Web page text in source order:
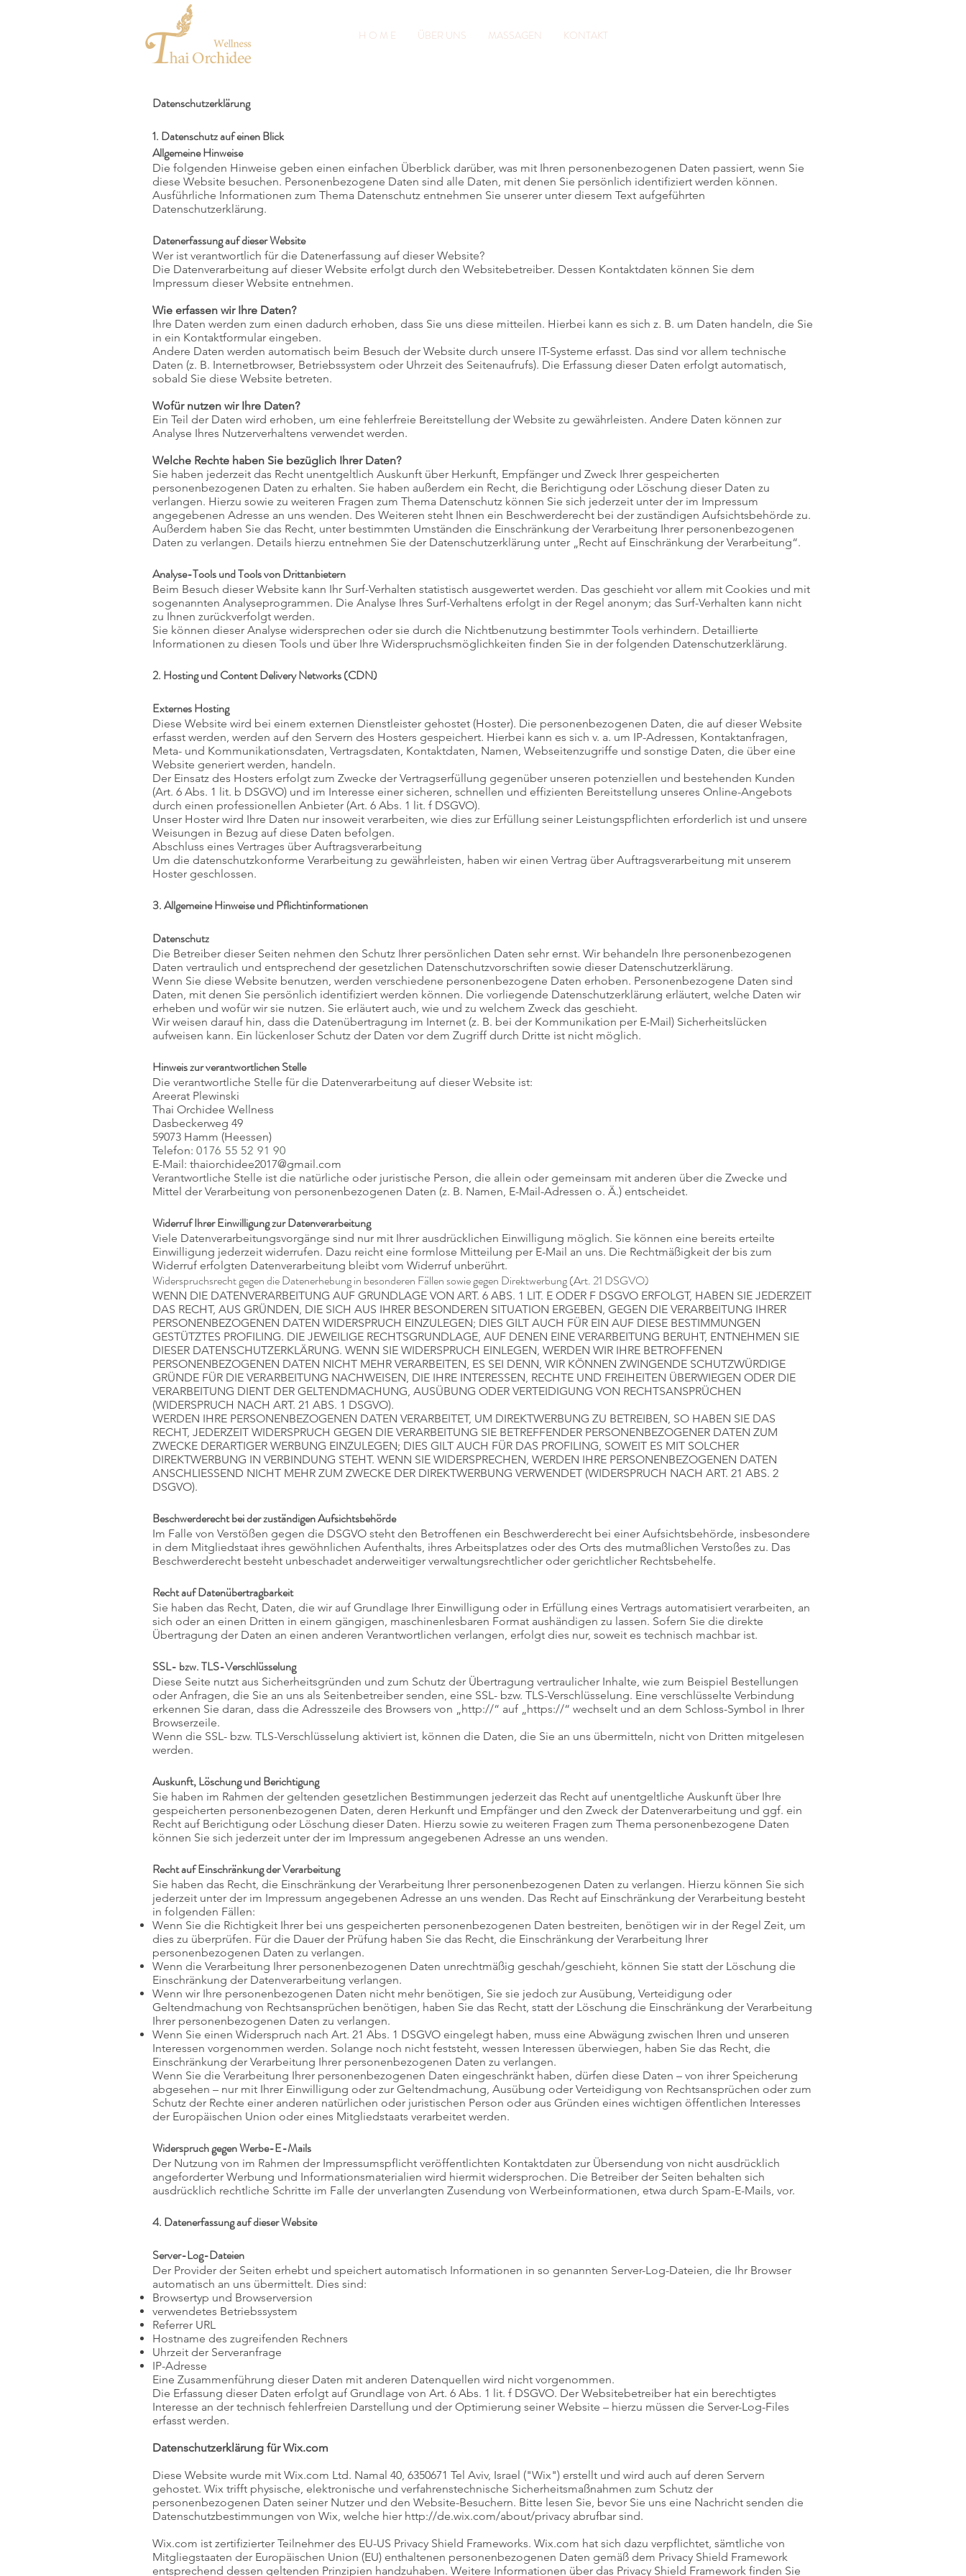
H O M E ÜBER UNS MASSAGEN KONTAKT
Datenschutzerklärung
1. Datenschutz auf einen Blick
Allgemeine Hinweise
Die folgenden Hinweise geben einen einfachen Überblick darüber, was mit Ihren personenbezogenen Daten passiert, wenn Sie
diese Website besuchen. Personenbezogene Daten sind alle Daten, mit denen Sie persönlich identifiziert werden können.
Ausführliche Informationen zum Thema Datenschutz entnehmen Sie unserer unter diesem Text aufgeführten
Datenschutzerklärung.
Datenerfassung auf dieser Website
Wer ist verantwortlich für die Datenerfassung auf dieser Website?
Die Datenverarbeitung auf dieser Website erfolgt durch den Websitebetreiber. Dessen Kontaktdaten können Sie dem
Impressum dieser Website entnehmen.
Wie erfassen wir Ihre Daten?
Ihre Daten werden zum einen dadurch erhoben, dass Sie uns diese mitteilen. Hierbei kann es sich z. B. um Daten handeln, die Sie
in ein Kontaktformular eingeben.
Andere Daten werden automatisch beim Besuch der Website durch unsere IT-Systeme erfasst. Das sind vor allem technische
Daten (z. B. Internetbrowser, Betriebssystem oder Uhrzeit des Seitenaufrufs). Die Erfassung dieser Daten erfolgt automatisch,
sobald Sie diese Website betreten.
Wofür nutzen wir Ihre Daten?
Ein Teil der Daten wird erhoben, um eine fehlerfreie Bereitstellung der Website zu gewährleisten. Andere Daten können zur
Analyse Ihres Nutzerverhaltens verwendet werden.
Welche Rechte haben Sie bezüglich Ihrer Daten?
Sie haben jederzeit das Recht unentgeltlich Auskunft über Herkunft, Empfänger und Zweck Ihrer gespeicherten
personenbezogenen Daten zu erhalten. Sie haben außerdem ein Recht, die Berichtigung oder Löschung dieser Daten zu
verlangen. Hierzu sowie zu weiteren Fragen zum Thema Datenschutz können Sie sich jederzeit unter der im Impressum
angegebenen Adresse an uns wenden. Des Weiteren steht Ihnen ein Beschwerderecht bei der zuständigen Aufsichtsbehörde zu.
Außerdem haben Sie das Recht, unter bestimmten Umständen die Einschränkung der Verarbeitung Ihrer personenbezogenen
Daten zu verlangen. Details hierzu entnehmen Sie der Datenschutzerklärung unter „Recht auf Einschränkung der Verarbeitung“.
Analyse-Tools und Tools von Drittanbietern
Beim Besuch dieser Website kann Ihr Surf-Verhalten statistisch ausgewertet werden. Das geschieht vor allem mit Cookies und mit
sogenannten Analyseprogrammen. Die Analyse Ihres Surf-Verhaltens erfolgt in der Regel anonym; das Surf-Verhalten kann nicht
zu Ihnen zurückverfolgt werden.
Sie können dieser Analyse widersprechen oder sie durch die Nichtbenutzung bestimmter Tools verhindern. Detaillierte
Informationen zu diesen Tools und über Ihre Widerspruchsmöglichkeiten finden Sie in der folgenden Datenschutzerklärung.
2. Hosting und Content Delivery Networks (CDN)
Externes Hosting
Diese Website wird bei einem externen Dienstleister gehostet (Hoster). Die personenbezogenen Daten, die auf dieser Website
erfasst werden, werden auf den Servern des Hosters gespeichert. Hierbei kann es sich v. a. um IP-Adressen, Kontaktanfragen,
Meta- und Kommunikationsdaten, Vertragsdaten, Kontaktdaten, Namen, Webseitenzugriffe und sonstige Daten, die über eine
Website generiert werden, handeln.
Der Einsatz des Hosters erfolgt zum Zwecke der Vertragserfüllung gegenüber unseren potenziellen und bestehenden Kunden
(Art. 6 Abs. 1 lit. b DSGVO) und im Interesse einer sicheren, schnellen und effizienten Bereitstellung unseres Online-Angebots
durch einen professionellen Anbieter (Art. 6 Abs. 1 lit. f DSGVO).
Unser Hoster wird Ihre Daten nur insoweit verarbeiten, wie dies zur Erfüllung seiner Leistungspflichten erforderlich ist und unsere
Weisungen in Bezug auf diese Daten befolgen.
Abschluss eines Vertrages über Auftragsverarbeitung
Um die datenschutzkonforme Verarbeitung zu gewährleisten, haben wir einen Vertrag über Auftragsverarbeitung mit unserem
Hoster geschlossen.
3. Allgemeine Hinweise und Pflichtinformationen
Datenschutz
Die Betreiber dieser Seiten nehmen den Schutz Ihrer persönlichen Daten sehr ernst. Wir behandeln Ihre personenbezogenen
Daten vertraulich und entsprechend der gesetzlichen Datenschutzvorschriften sowie dieser Datenschutzerklärung.
Wenn Sie diese Website benutzen, werden verschiedene personenbezogene Daten erhoben. Personenbezogene Daten sind
Daten, mit denen Sie persönlich identifiziert werden können. Die vorliegende Datenschutzerklärung erläutert, welche Daten wir
erheben und wofür wir sie nutzen. Sie erläutert auch, wie und zu welchem Zweck das geschieht.
Wir weisen darauf hin, dass die Datenübertragung im Internet (z. B. bei der Kommunikation per E-Mail) Sicherheitslücken
aufweisen kann. Ein lückenloser Schutz der Daten vor dem Zugriff durch Dritte ist nicht möglich.
Hinweis zur verantwortlichen Stelle
Die verantwortliche Stelle für die Datenverarbeitung auf dieser Website ist:
Areerat Plewinski
Thai Orchidee Wellness
Dasbeckerweg 49
59073 Hamm (Heessen)
Telefon: 0176 55 52 91 90
E-Mail: thaiorchidee2017@gmail.com
Verantwortliche Stelle ist die natürliche oder juristische Person, die allein oder gemeinsam mit anderen über die Zwecke und
Mittel der Verarbeitung von personenbezogenen Daten (z. B. Namen, E-Mail-Adressen o. Ä.) entscheidet.
Widerruf Ihrer Einwilligung zur Datenverarbeitung
Viele Datenverarbeitungsvorgänge sind nur mit Ihrer ausdrücklichen Einwilligung möglich. Sie können eine bereits erteilte
Einwilligung jederzeit widerrufen. Dazu reicht eine formlose Mitteilung per E-Mail an uns. Die Rechtmäßigkeit der bis zum
Widerruf erfolgten Datenverarbeitung bleibt vom Widerruf unberührt.
Widerspruchsrecht gegen die Datenerhebung in besonderen Fällen sowie gegen Direktwerbung (Art. 21 DSGVO)
WENN DIE DATENVERARBEITUNG AUF GRUNDLAGE VON ART. 6 ABS. 1 LIT. E ODER F DSGVO ERFOLGT, HABEN SIE JEDERZEIT
DAS RECHT, AUS GRÜNDEN, DIE SICH AUS IHRER BESONDEREN SITUATION ERGEBEN, GEGEN DIE VERARBEITUNG IHRER
PERSONENBEZOGENEN DATEN WIDERSPRUCH EINZULEGEN; DIES GILT AUCH FÜR EIN AUF DIESE BESTIMMUNGEN
GESTÜTZTES PROFILING. DIE JEWEILIGE RECHTSGRUNDLAGE, AUF DENEN EINE VERARBEITUNG BERUHT, ENTNEHMEN SIE
DIESER DATENSCHUTZERKLÄRUNG. WENN SIE WIDERSPRUCH EINLEGEN, WERDEN WIR IHRE BETROFFENEN
PERSONENBEZOGENEN DATEN NICHT MEHR VERARBEITEN, ES SEI DENN, WIR KÖNNEN ZWINGENDE SCHUTZWÜRDIGE
GRÜNDE FÜR DIE VERARBEITUNG NACHWEISEN, DIE IHRE INTERESSEN, RECHTE UND FREIHEITEN ÜBERWIEGEN ODER DIE
VERARBEITUNG DIENT DER GELTENDMACHUNG, AUSÜBUNG ODER VERTEIDIGUNG VON RECHTSANSPRÜCHEN
(WIDERSPRUCH NACH ART. 21 ABS. 1 DSGVO).
WERDEN IHRE PERSONENBEZOGENEN DATEN VERARBEITET, UM DIREKTWERBUNG ZU BETREIBEN, SO HABEN SIE DAS
RECHT, JEDERZEIT WIDERSPRUCH GEGEN DIE VERARBEITUNG SIE BETREFFENDER PERSONENBEZOGENER DATEN ZUM
ZWECKE DERARTIGER WERBUNG EINZULEGEN; DIES GILT AUCH FÜR DAS PROFILING, SOWEIT ES MIT SOLCHER
DIREKTWERBUNG IN VERBINDUNG STEHT. WENN SIE WIDERSPRECHEN, WERDEN IHRE PERSONENBEZOGENEN DATEN
ANSCHLIESSEND NICHT MEHR ZUM ZWECKE DER DIREKTWERBUNG VERWENDET (WIDERSPRUCH NACH ART. 21 ABS. 2
DSGVO).
Beschwerderecht bei der zuständigen Aufsichtsbehörde
Im Falle von Verstößen gegen die DSGVO steht den Betroffenen ein Beschwerderecht bei einer Aufsichtsbehörde, insbesondere
in dem Mitgliedstaat ihres gewöhnlichen Aufenthalts, ihres Arbeitsplatzes oder des Orts des mutmaßlichen Verstoßes zu. Das
Beschwerderecht besteht unbeschadet anderweitiger verwaltungsrechtlicher oder gerichtlicher Rechtsbehelfe.
Recht auf Datenübertragbarkeit
Sie haben das Recht, Daten, die wir auf Grundlage Ihrer Einwilligung oder in Erfüllung eines Vertrags automatisiert verarbeiten, an
sich oder an einen Dritten in einem gängigen, maschinenlesbaren Format aushändigen zu lassen. Sofern Sie die direkte
Übertragung der Daten an einen anderen Verantwortlichen verlangen, erfolgt dies nur, soweit es technisch machbar ist.
SSL- bzw. TLS-Verschlüsselung
Diese Seite nutzt aus Sicherheitsgründen und zum Schutz der Übertragung vertraulicher Inhalte, wie zum Beispiel Bestellungen
oder Anfragen, die Sie an uns als Seitenbetreiber senden, eine SSL- bzw. TLS-Verschlüsselung. Eine verschlüsselte Verbindung
erkennen Sie daran, dass die Adresszeile des Browsers von „http://“ auf „https://“ wechselt und an dem Schloss-Symbol in Ihrer
Browserzeile.
Wenn die SSL- bzw. TLS-Verschlüsselung aktiviert ist, können die Daten, die Sie an uns übermitteln, nicht von Dritten mitgelesen
werden.
Auskunft, Löschung und Berichtigung
Sie haben im Rahmen der geltenden gesetzlichen Bestimmungen jederzeit das Recht auf unentgeltliche Auskunft über Ihre
gespeicherten personenbezogenen Daten, deren Herkunft und Empfänger und den Zweck der Datenverarbeitung und ggf. ein
Recht auf Berichtigung oder Löschung dieser Daten. Hierzu sowie zu weiteren Fragen zum Thema personenbezogene Daten
können Sie sich jederzeit unter der im Impressum angegebenen Adresse an uns wenden.
Recht auf Einschränkung der Verarbeitung
Sie haben das Recht, die Einschränkung der Verarbeitung Ihrer personenbezogenen Daten zu verlangen. Hierzu können Sie sich
jederzeit unter der im Impressum angegebenen Adresse an uns wenden. Das Recht auf Einschränkung der Verarbeitung besteht
in folgenden Fällen:
Wenn Sie die Richtigkeit Ihrer bei uns gespeicherten personenbezogenen Daten bestreiten, benötigen wir in der Regel Zeit, um
dies zu überprüfen. Für die Dauer der Prüfung haben Sie das Recht, die Einschränkung der Verarbeitung Ihrer
personenbezogenen Daten zu verlangen.
Wenn die Verarbeitung Ihrer personenbezogenen Daten unrechtmäßig geschah/geschieht, können Sie statt der Löschung die
Einschränkung der Datenverarbeitung verlangen.
Wenn wir Ihre personenbezogenen Daten nicht mehr benötigen, Sie sie jedoch zur Ausübung, Verteidigung oder
Geltendmachung von Rechtsansprüchen benötigen, haben Sie das Recht, statt der Löschung die Einschränkung der Verarbeitung
Ihrer personenbezogenen Daten zu verlangen.
Wenn Sie einen Widerspruch nach Art. 21 Abs. 1 DSGVO eingelegt haben, muss eine Abwägung zwischen Ihren und unseren
Interessen vorgenommen werden. Solange noch nicht feststeht, wessen Interessen überwiegen, haben Sie das Recht, die
Einschränkung der Verarbeitung Ihrer personenbezogenen Daten zu verlangen.
Wenn Sie die Verarbeitung Ihrer personenbezogenen Daten eingeschränkt haben, dürfen diese Daten – von ihrer Speicherung
abgesehen – nur mit Ihrer Einwilligung oder zur Geltendmachung, Ausübung oder Verteidigung von Rechtsansprüchen oder zum
Schutz der Rechte einer anderen natürlichen oder juristischen Person oder aus Gründen eines wichtigen öffentlichen Interesses
der Europäischen Union oder eines Mitgliedstaats verarbeitet werden.
Widerspruch gegen Werbe-E-Mails
Der Nutzung von im Rahmen der Impressumspflicht veröffentlichten Kontaktdaten zur Übersendung von nicht ausdrücklich
angeforderter Werbung und Informationsmaterialien wird hiermit widersprochen. Die Betreiber der Seiten behalten sich
ausdrücklich rechtliche Schritte im Falle der unverlangten Zusendung von Werbeinformationen, etwa durch Spam-E-Mails, vor.
4. Datenerfassung auf dieser Website
Server-Log-Dateien
Der Provider der Seiten erhebt und speichert automatisch Informationen in so genannten Server-Log-Dateien, die Ihr Browser
automatisch an uns übermittelt. Dies sind:
Browsertyp und Browserversion
verwendetes Betriebssystem
Referrer URL
Hostname des zugreifenden Rechners
Uhrzeit der Serveranfrage
IP-Adresse
Eine Zusammenführung dieser Daten mit anderen Datenquellen wird nicht vorgenommen.
Die Erfassung dieser Daten erfolgt auf Grundlage von Art. 6 Abs. 1 lit. f DSGVO. Der Websitebetreiber hat ein berechtigtes
Interesse an der technisch fehlerfreien Darstellung und der Optimierung seiner Website – hierzu müssen die Server-Log-Files
erfasst werden.
Datenschutzerklärung für Wix.com
Diese Website wurde mit Wix.com Ltd. Namal 40, 6350671 Tel Aviv, Israel ("Wix") erstellt und wird auch auf deren Servern
gehostet. Wix trifft physische, elektronische und verfahrenstechnische Sicherheitsmaßnahmen zum Schutz der
personenbezogenen Daten seiner Nutzer und den Website-Besuchern. Bitte lesen Sie, bevor Sie uns eine Nachricht senden die
Datenschutzbestimmungen von Wix, welche hier http://de.wix.com/about/privacy abrufbar sind.​
Wix.com ist zertifizierter Teilnehmer des EU-US Privacy Shield Frameworks. Wix.com hat sich dazu verpflichtet, sämtliche von
Mitgliegstaaten der Europäischen Union (EU) enthaltenen personenbezogenen Daten gemäß dem Privacy Shield Framework
entsprechend dessen geltenden Prinzipien handzuhaben. Weitere Informationen über das Privacy Shield Framework finden Sie